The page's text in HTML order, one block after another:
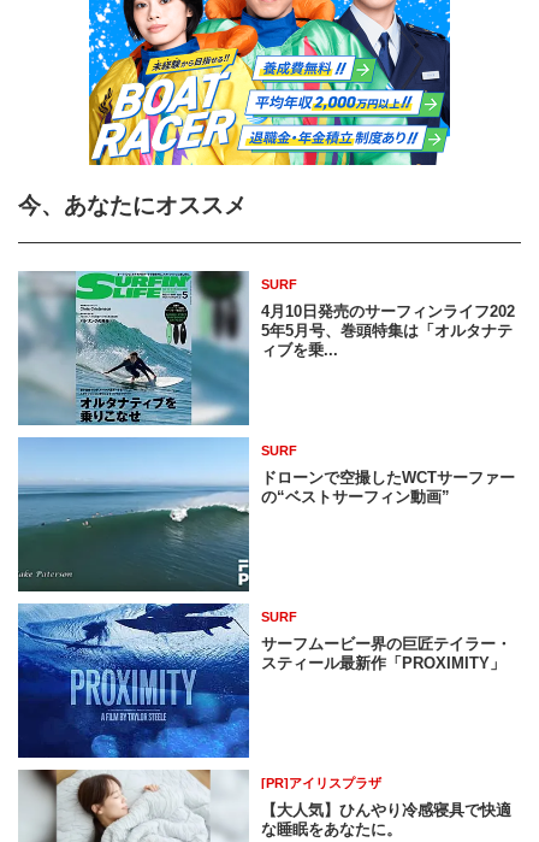
今、あなたにオススメ
SURF
4月10日発売のサーフィンライフ202
5年5月号、巻頭特集は「オルタナテ
ィブを乗...
SURF
ドローンで空撮したWCTサーファー
の“ベストサーフィン動画”
SURF
サーフムービー界の巨匠テイラー・
スティール最新作「PROXIMITY」
[PR]アイリスプラザ
【大人気】ひんやり冷感寝具で快適
な睡眠をあなたに。